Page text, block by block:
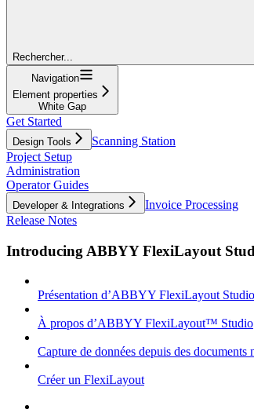
Rechercher...
Navigation
Element properties
White Gap
Get Started
Design Tools
Scanning Station
Project Setup
Administration
Operator Guides
Developer & Integrations
Invoice Processing
Release Notes
Introducing ABBYY FlexiLayout
Présentation d’ABBYY FlexiLayout Studio
À propos d’ABBYY FlexiLayout™ Studio
Capture de données depuis des documents
Créer un FlexiLayout